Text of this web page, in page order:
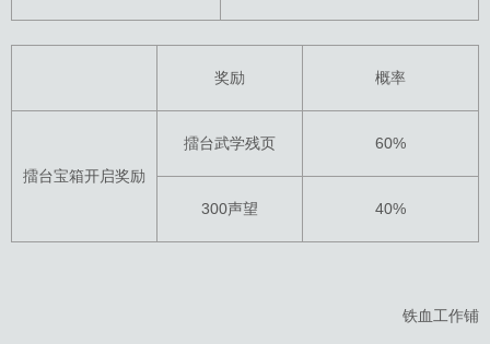
奖励 概率
擂台宝箱开启奖励
擂台武学残页 60%
300声望 40%
铁血工作铺